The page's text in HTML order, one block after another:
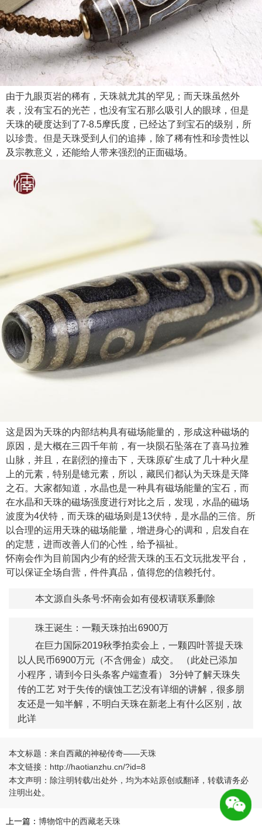
由于九眼页岩的稀有，天珠就尤其的罕见；而天珠虽然外
表，没有宝石的光芒，也没有宝石那么吸引人的眼球，但是
天珠的硬度达到了7-8.5摩氏度，已经达了到宝石的级别，所
以珍贵。但是天珠受到人们的追捧，除了稀有性和珍贵性以
及宗教意义，还能给人带来强烈的正面磁场。
这是因为天珠的内部结构具有磁场能量的，形成这种磁场的
原因，是大概在三四千年前，有一块陨石坠落在了喜马拉雅
山脉，并且，在剧烈的撞击下，天珠原矿生成了几十种火星
上的元素，特别是镱元素，所以，藏民们都认为天珠是天降
之石。大家都知道，水晶也是一种具有磁场能量的宝石，而
在水晶和天珠的磁场强度进行对比之后，发现，水晶的磁场
波度为4伏特，而天珠的磁场则是13伏特，是水晶的三倍。所
以合理的运用天珠的磁场能量，增进身心的调和，启发自在
的定慧，进而改善人们的心性，给予福祉。
怀南会作为目前国内少有的经营天珠的玉石文玩批发平台，
可以保证全场自营，件件真品，值得您的信赖托付。
本文源自头条号:怀南会如有侵权请联系删除
珠王诞生：一颗天珠拍出6900万
在巨力国际2019秋季拍卖会上，一颗四叶菩提天珠
以人民币6900万元（不含佣金）成交。 （此处已添加
小程序，请到今日头条客户端查看） 3分钟了解天珠失
传的工艺 对于失传的镶蚀工艺没有详细的讲解，很多朋
友还是一知半解，不明白天珠在新老上有什么区别，故
此详
本文标题：来自西藏的神秘传奇——天珠
本文链接：http://haotianzhu.cn/?id=8
本文声明：除注明转载/出处外，均为本站原创或翻译，转载请务必
注明出处。
上一篇： 博物馆中的西藏老天珠